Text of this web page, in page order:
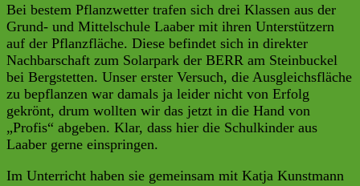
Bei bestem Pflanzwetter trafen sich drei Klassen aus der
Grund- und Mittelschule Laaber mit ihren Unterstützern
auf der Pflanzfläche. Diese befindet sich in direkter
Nachbarschaft zum Solarpark der BERR am Steinbuckel
bei Bergstetten. Unser erster Versuch, die Ausgleichsfläche
zu bepflanzen war damals ja leider nicht von Erfolg
gekrönt, drum wollten wir das jetzt in die Hand von
„Profis“ abgeben. Klar, dass hier die Schulkinder aus
Laaber gerne einspringen.
Im Unterricht haben sie gemeinsam mit Katja Kunstmann